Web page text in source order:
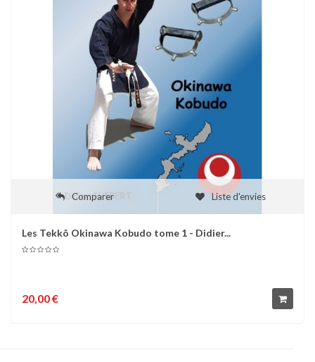
Comparer Liste d'envies
Les Tekkô Okinawa Kobudo tome 1 - Didier...
20,00 €